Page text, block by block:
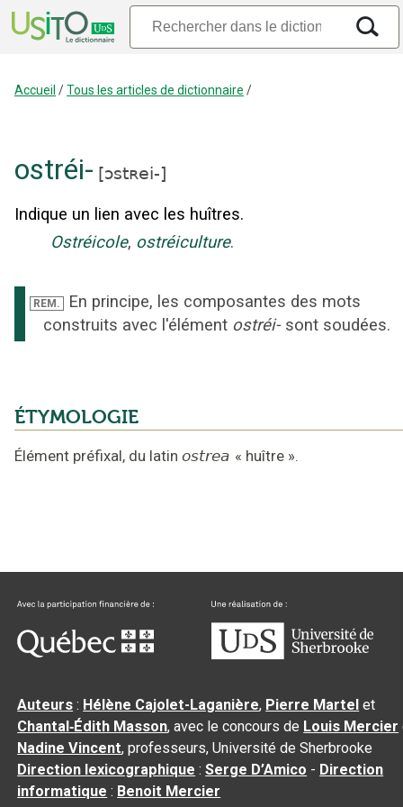
Accueil /Tous les articles de dictionnaire /
ostréi- [ɔstʀei-]
Indique un lien avec les huîtres.
Ostréicole, ostréiculture.
REM.
En principe, les composantes des mots
construits avec l'élément ostréi- sont soudées.
ÉTYMOLOGIE
Élément préfixal, du latin ostrea « huître ».
Auteurs : Hélène Cajolet-Laganière, Pierre Martel et
Chantal‑Édith Masson, avec le concours de Louis Mercier
Nadine Vincent, professeurs, Université de Sherbrooke
Direction lexicographique :Serge D’Amico - Direction
informatique : Benoit Mercier